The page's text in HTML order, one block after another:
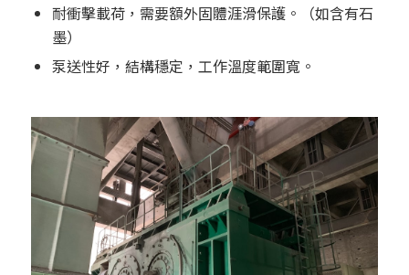
耐衝擊載荷，需要額外固體涯滑保護。（如含有石
墨）
泵送性好，結構穩定，工作溫度範圍寬。